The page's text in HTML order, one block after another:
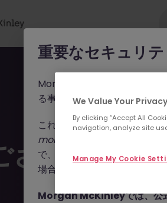
ざいません
重要なセキュリ
Morgan McKinleyのブランド
る事例が報告されています。
これらの詐欺行為では偽のウ
morganmckinleyhire.com
で、WhatsApp などのメッセ
場合によっては前払い金を請
Morgan McKinleyでは、公
We Value Your Privacy
By clicking “Accept All
navigation, analyze site
Manage My Cookie